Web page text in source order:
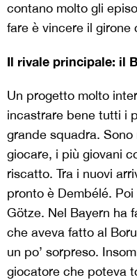
contano molto gli
fare è vincere il girone
Il rivale principale: il
Un progetto molto
incastrare bene tutti i
grande squadra.
giocare, i più giovani
riscatto. Tra i nuovi
pronto è Dembélé.
Götze. Nel Bayern ha
che aveva fatto al
un po’ sorpreso.
giocatore che poteva